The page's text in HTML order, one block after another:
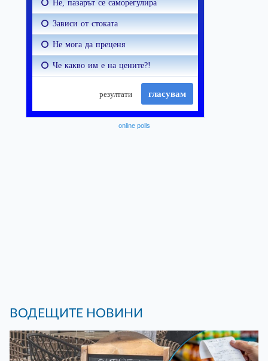
online polls
ВОДЕЩИТЕ НОВИНИ